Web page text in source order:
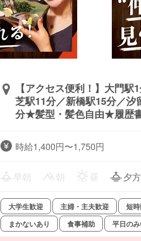
【アクセス便利！】大門
芝駅11分／新橋駅15分／
分★髪型・髪色自由★履歴
時給1,400円〜1,750円
早朝 朝 昼 夕方
大学生歓迎 主婦・主夫歓迎 短
まかないあり
食事補助 平日の